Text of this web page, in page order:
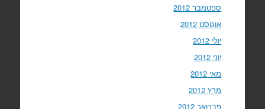
ספטמבר 2012
אוגוסט 2012
יולי 2012
יוני 2012
מאי 2012
מרץ 2012
פברואר 2012